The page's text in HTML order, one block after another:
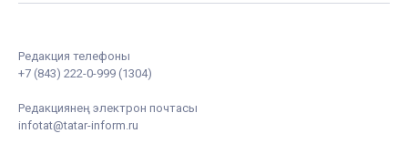
Редакция телефоны
+7 (843) 222-0-999 (1304)
Редакциянең электрон почтасы
infotat@tatar-inform.ru